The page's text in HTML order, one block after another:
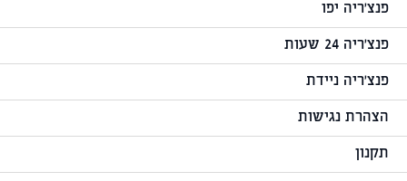
פנצ'ריה יפו
פנצ'ריה 24 שעות
פנצ'ריה ניידת
הצהרת נגישות
תקנון